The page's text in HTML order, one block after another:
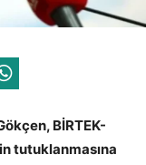
BİRTEK-
tutuklanmasına